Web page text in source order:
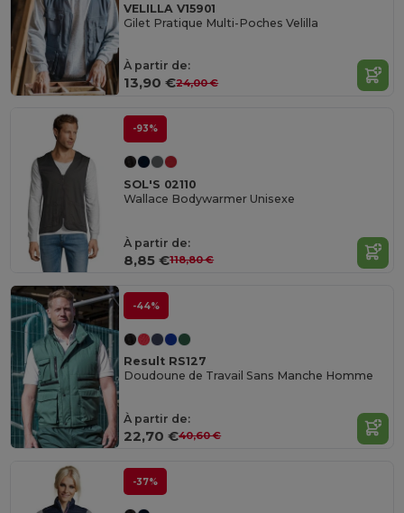
VELILLA V15901
Gilet Pratique Multi-Poches Velilla
À partir de:
13,90 €24,00 €
-93%
SOL'S 02110
Wallace Bodywarmer Unisexe
À partir de:
8,85 €118,80 €
-44%
Result RS127
Doudoune de Travail Sans Manche Homme
À partir de:
22,70 €40,60 €
-37%